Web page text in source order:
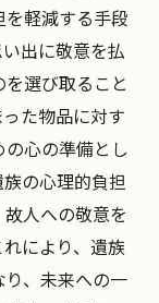
軽減する手段
出に敬意を払
選び取ること
た物品に対す
心の準備とし
の心理的負担
人への敬意を
により、遺族
、未来への一